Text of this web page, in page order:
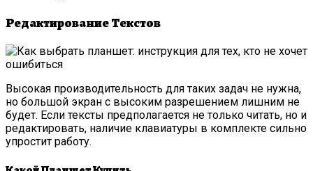
Редактирование Текстов
Высокая производительность для таких задач не нужна,
но большой экран с высоким разрешением лишним не
будет. Если тексты предполагается не только читать, но и
редактировать, наличие клавиатуры в комплекте сильно
упростит работу.